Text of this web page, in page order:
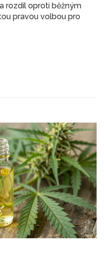
rozdíl oproti běžným
pravou volbou pro